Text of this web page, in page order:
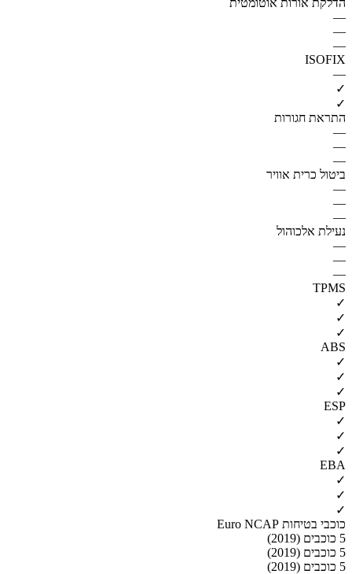
—
—
—
ISOFIX
—
✓
✓
התראת חגורות
—
—
—
ביטול כרית אוויר
—
—
—
נעילת אלכוהול
—
—
—
TPMS
✓
✓
✓
ABS
✓
✓
✓
ESP
✓
✓
✓
EBA
✓
✓
✓
כוכבי בטיחות Euro NCAP
5 כוכבים (2019)
5 כוכבים (2019)
5 כוכבים (2019)